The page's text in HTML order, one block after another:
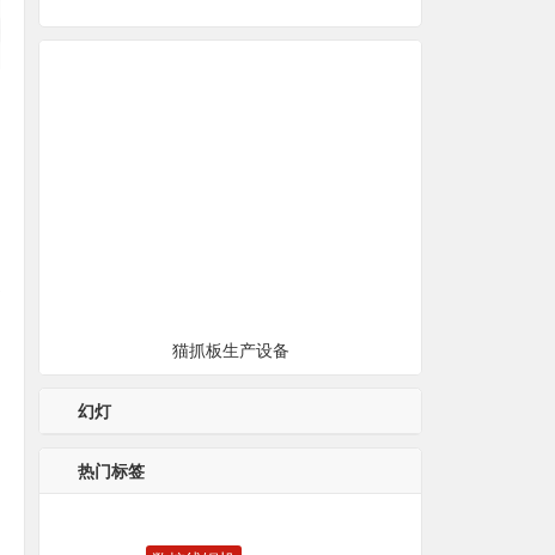
猫抓板生产设备
幻灯
热门标签